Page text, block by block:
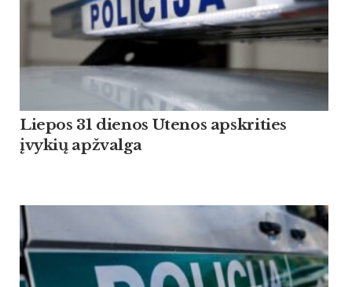
Liepos 31 dienos Utenos apskrities
įvykių apžvalga